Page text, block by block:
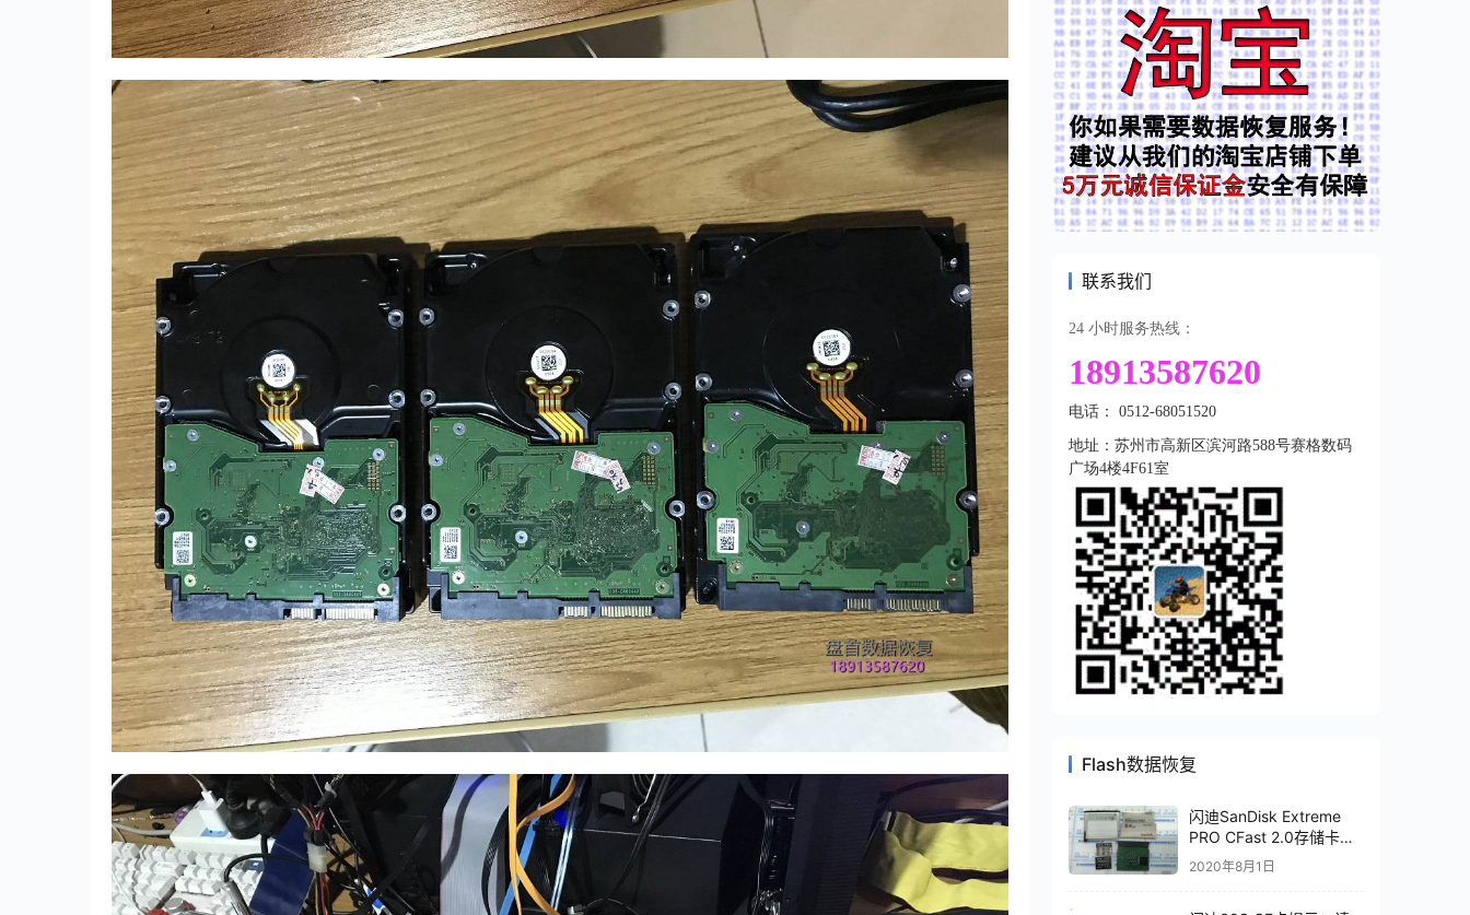
联系我们
24 小时服务热线：
18913587620
电话： 0512-68051520
地址：苏州市高新区滨河路588号赛格数码
广场4楼4F61室
Flash数据恢复
闪迪SanDisk Extreme
PRO CFast 2.0存储卡
20-82-00369-1主控进行
二次芯片级恢复
2020年8月1日